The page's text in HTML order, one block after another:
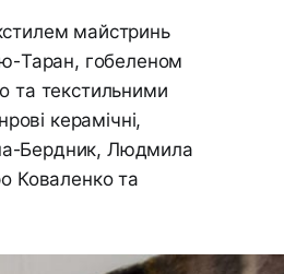
майстринь
Таран, гобеленом
та текстильними
керамічні,
Бердник, Людмила
Коваленко та